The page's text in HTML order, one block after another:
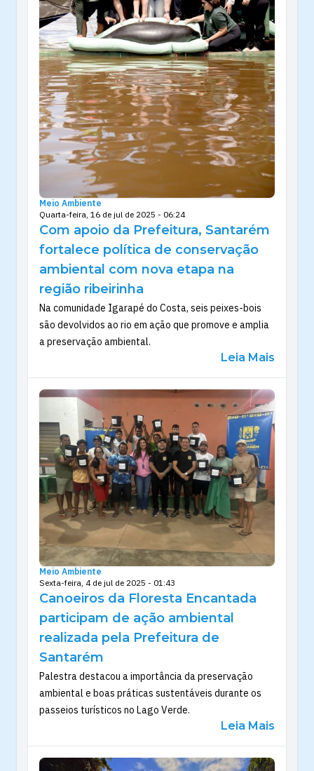
Meio Ambiente
Quarta-feira, 16 de jul de 2025 - 06:24
Com apoio da Prefeitura, Santarém
fortalece política de conservação
ambiental com nova etapa na
região ribeirinha
Na comunidade Igarapé do Costa, seis peixes-bois
são devolvidos ao rio em ação que promove e amplia
a preservação ambiental.
Leia Mais
Meio Ambiente
Sexta-feira, 4 de jul de 2025 - 01:43
Canoeiros da Floresta Encantada
participam de ação ambiental
realizada pela Prefeitura de
Santarém
Palestra destacou a importância da preservação
ambiental e boas práticas sustentáveis durante os
passeios turísticos no Lago Verde.
Leia Mais